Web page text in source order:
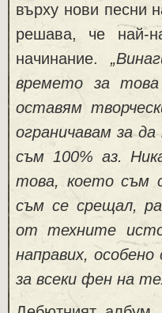
върху нови песни
решава, че най-
начинание.
времето за
оставям
ограничавам за
съм 100% аз.
това, което съм
съм се срещал,
от техните
направих,
за всеки фен на